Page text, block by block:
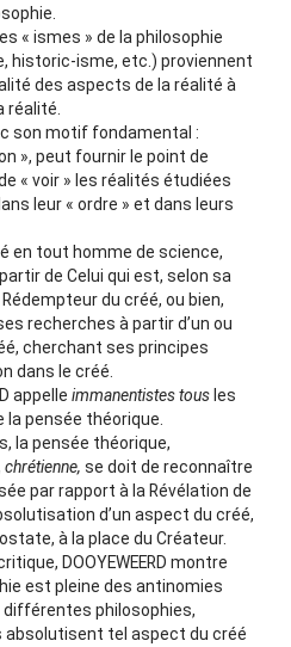
« ismes » de la philosophie
historic-isme, etc.) proviennent
des aspects de la réalité à
réalité.
son motif fondamental :
», peut fournir le point de
« voir » les réalités étudiées
leur « ordre » et dans leurs
en tout homme de science,
de Celui qui est, selon sa
du créé, ou bien,
recherches à partir d’un ou
cherchant ses principes
dans le créé.
appelle immanentistes tous les
pensée théorique.
la pensée théorique,
chrétienne, se doit de reconnaître
par rapport à la Révélation de
d’un aspect du créé,
à la place du Créateur.
DOOYEWEERD montre
est pleine des antinomies
philosophies,
absolutisent tel aspect du créé